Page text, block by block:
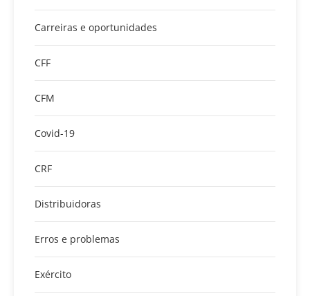
Carreiras e oportunidades
CFF
CFM
Covid-19
CRF
Distribuidoras
Erros e problemas
Exército